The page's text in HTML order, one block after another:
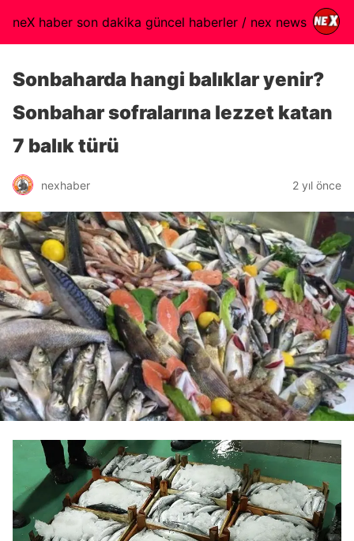
neX haber son dakika güncel haberler / nex news
Sonbaharda hangi balıklar yenir?
Sonbahar sofralarına lezzet katan
7 balık türü
nexhaber 2 yıl önce